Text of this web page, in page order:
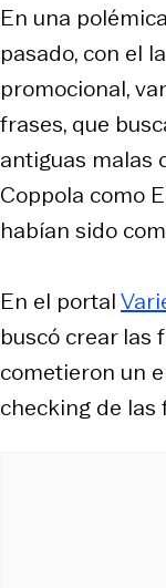
En una
pasado, con el
promocional,
frases, que
antiguas malas
Coppola como
habían sido
En el portal
buscó crear las
cometieron un
checking de las